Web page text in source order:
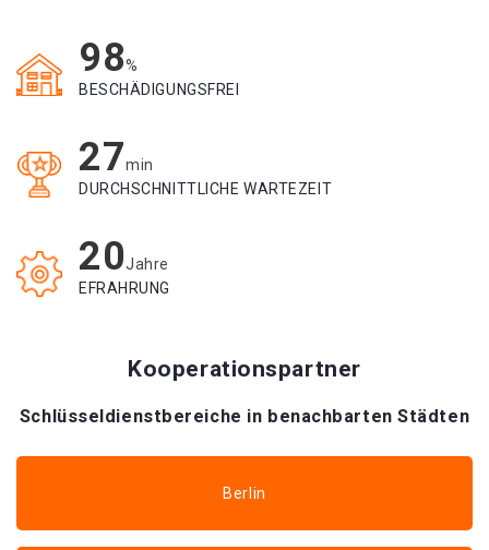
98%
BESCHÄDIGUNGSFREI
27min
DURCHSCHNITTLICHE WARTEZEIT
20Jahre
EFRAHRUNG
Kooperationspartner
Schlüsseldienstbereiche in benachbarten Städten
Berlin